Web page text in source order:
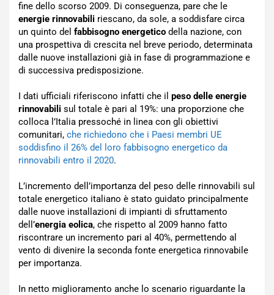
fine dello scorso 2009. Di conseguenza, pare che le
energie rinnovabili riescano, da sole, a soddisfare circa
un quinto del fabbisogno energetico della nazione, con
una prospettiva di crescita nel breve periodo, determinata
dalle nuove installazioni già in fase di programmazione e
di successiva predisposizione.
I dati ufficiali riferiscono infatti che il peso delle energie
rinnovabili sul totale è pari al 19%: una proporzione che
colloca l’Italia pressoché in linea con gli obiettivi
comunitari, che richiedono che i Paesi membri UE
soddisfino il 26% del loro fabbisogno energetico da
rinnovabili entro il 2020.
L’incremento dell’importanza del peso delle rinnovabili sul
totale energetico italiano è stato guidato principalmente
dalle nuove installazioni di impianti di sfruttamento
dell’energia eolica, che rispetto al 2009 hanno fatto
riscontrare un incremento pari al 40%, permettendo al
vento di divenire la seconda fonte energetica rinnovabile
per importanza.
In netto miglioramento anche lo scenario riguardante la